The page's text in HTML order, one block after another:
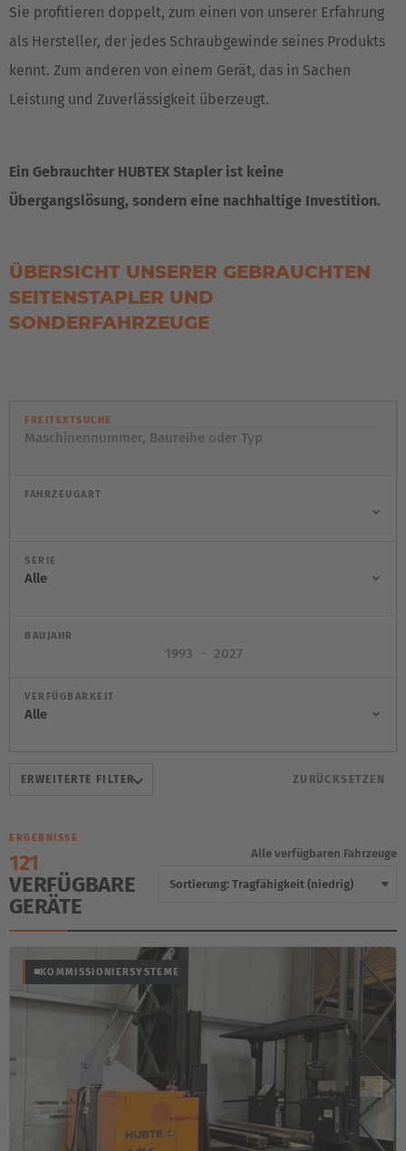
Sie profitieren doppelt, zum einen von unserer Erfahrung
als Hersteller, der jedes Schraubgewinde seines Produkts
kennt. Zum anderen von einem Gerät, das in Sachen
Leistung und Zuverlässigkeit überzeugt.
Ein Gebrauchter HUBTEX Stapler ist keine
Übergangslösung, sondern eine nachhaltige Investition.
ÜBERSICHT UNSERER GEBRAUCHTEN
SEITENSTAPLER UND
SONDERFAHRZEUGE
FREITEXTSUCHE
FAHRZEUGART
SERIE
BAUJAHR
VERFÜGBARKEIT
ERWEITERTE FILTER ZURÜCKSETZEN
ERGEBNISSE
121
VERFÜGBARE
GERÄTE
Alle verfügbaren Fahrzeuge
KOMMISSIONIERSYSTEME